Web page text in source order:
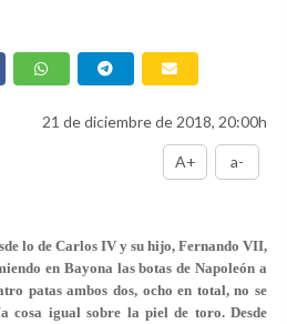
21 de diciembre de 2018, 20:00h
A+ a-
lo de Carlos IV y su hijo, Fernando VII,
en Bayona las botas de Napoleón a
patas ambos dos, ocho en total, no se
cosa igual sobre la piel de toro. Desde